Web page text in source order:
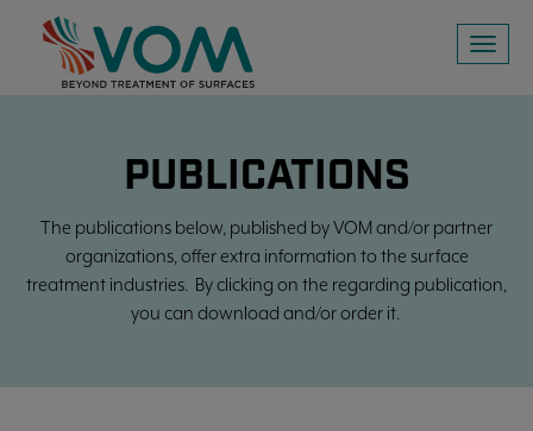
Toggle
PUBLICATIONS
The publications below, published by VOM and/or partner
organizations, offer extra information to the surface
treatment industries. By clicking on the regarding publication,
you can download and/or order it.